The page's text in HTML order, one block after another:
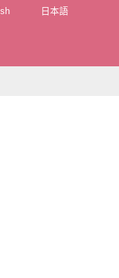
日本語